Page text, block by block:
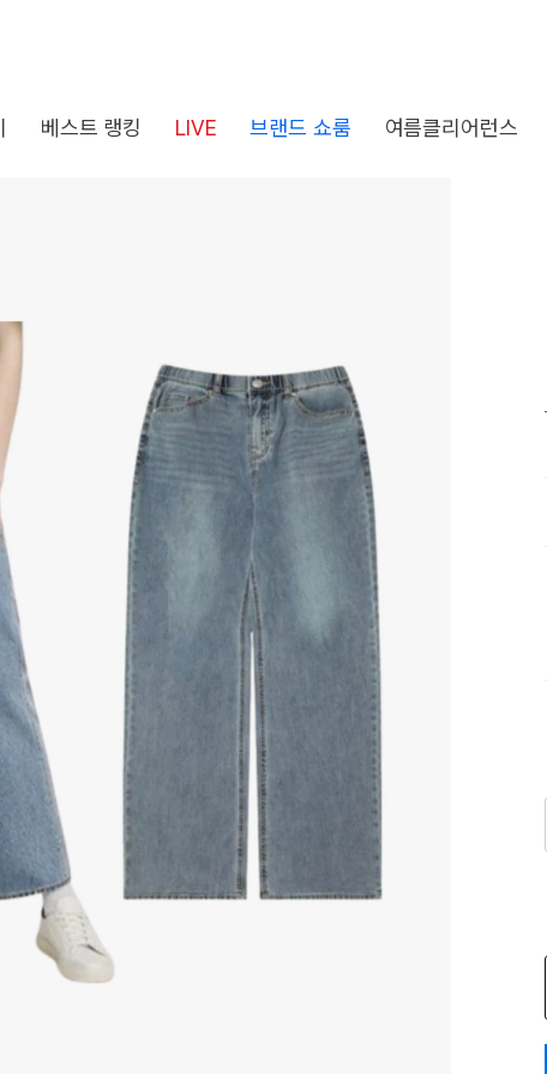
베스트 랭킹 LIVE 브랜드 쇼룸 여름클리어런스